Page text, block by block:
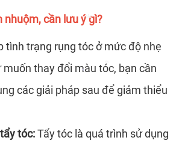
*
nhuộm, cần lưu ý gì?
tình trạng rụng tóc ở mức độ nhẹ
muốn thay đổi màu tóc, bạn cần
các giải pháp sau để giảm thiểu
tóc:Tẩy tóc là quá trình sử dụng